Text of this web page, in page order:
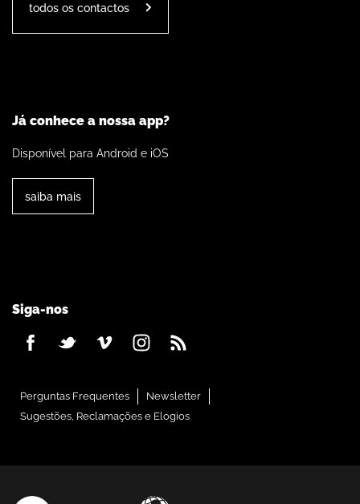
todos os contactos
Já conhece a nossa app?
Disponível para Android e iOS
saiba mais
Siga-nos
Perguntas Frequentes
Newsletter
Sugestões, Reclamações e Elogios